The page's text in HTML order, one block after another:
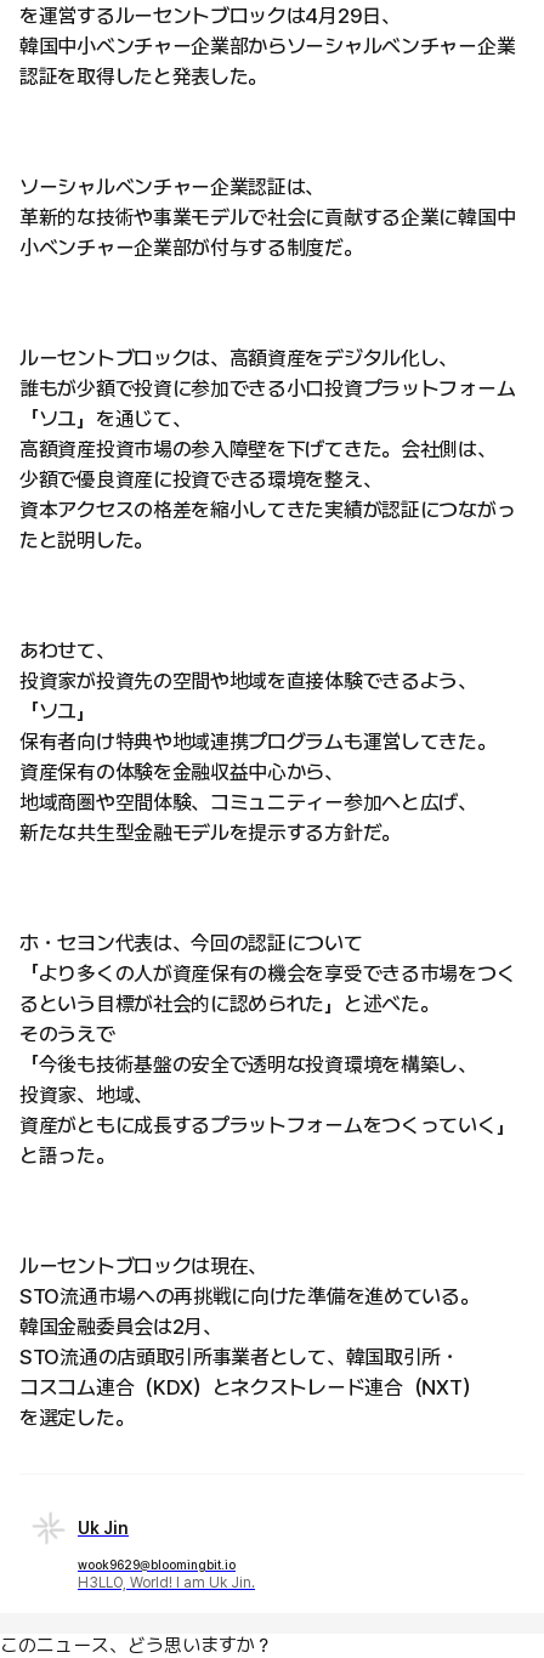
を運営するルーセントブロックは4月29日、
韓国中小ベンチャー企業部からソーシャルベンチャー企業
認証を取得したと発表した。
ソーシャルベンチャー企業認証は、
革新的な技術や事業モデルで社会に貢献する企業に韓国中
小ベンチャー企業部が付与する制度だ。
ルーセントブロックは、高額資産をデジタル化し、
誰もが少額で投資に参加できる小口投資プラットフォーム
「ソユ」を通じて、
高額資産投資市場の参入障壁を下げてきた。会社側は、
少額で優良資産に投資できる環境を整え、
資本アクセスの格差を縮小してきた実績が認証につながっ
たと説明した。
あわせて、
投資家が投資先の空間や地域を直接体験できるよう、
「ソユ」
保有者向け特典や地域連携プログラムも運営してきた。
資産保有の体験を金融収益中心から、
地域商圏や空間体験、コミュニティー参加へと広げ、
新たな共生型金融モデルを提示する方針だ。
ホ・セヨン代表は、今回の認証について
「より多くの人が資産保有の機会を享受できる市場をつく
るという目標が社会的に認められた」と述べた。
そのうえで
「今後も技術基盤の安全で透明な投資環境を構築し、
投資家、地域、
資産がともに成長するプラットフォームをつくっていく」
と語った。
ルーセントブロックは現在、
STO流通市場への再挑戦に向けた準備を進めている。
韓国金融委員会は2月、
STO流通の店頭取引所事業者として、韓国取引所・
コスコム連合（KDX）とネクストレード連合（NXT）
を選定した。
Uk Jin
wook9629@bloomingbit.io
H3LLO, World! I am Uk Jin.
このニュース、どう思いますか？